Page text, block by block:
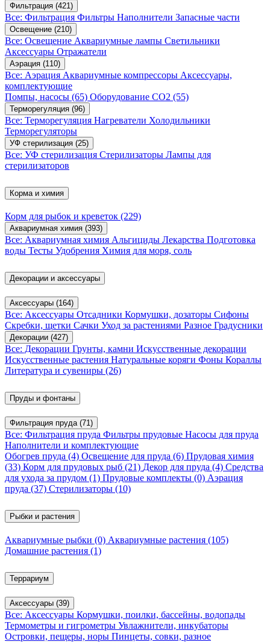
Фильтрация (421)
Все: Фильтрация Фильтры Наполнители Запасные части
Освещение (210)
Все: Освещение Аквариумные лампы Светильники
Аксессуары Отражатели
Аэрация (110)
Все: Аэрация Аквариумные компрессоры Аксессуары,
комплектующие
Помпы, насосы (65) Оборудование CO2 (55)
Терморегуляция (96)
Все: Терморегуляция Нагреватели Холодильники
Терморегуляторы
УФ стерилизация (25)
Все: УФ стерилизация Стерилизаторы Лампы для
стерилизаторов
Корма и химия
Корм для рыбок и креветок (229)
Аквариумная химия (393)
Все: Аквариумная химия Альгициды Лекарства Подготовка
воды Тесты Удобрения Химия для моря, соль
Декорации и аксессуары
Аксессуары (164)
Все: Аксессуары Отсадники Кормушки, дозаторы Сифоны
Скребки, щетки Сачки Уход за растениями Разное Градусники
Декорации (427)
Все: Декорации Грунты, камни Искусственные декорации
Искусственные растения Натуральные коряги Фоны Кораллы
Литература и сувениры (26)
Пруды и фонтаны
Фильтрация пруда (71)
Все: Фильтрация пруда Фильтры прудовые Насосы для пруда
Наполнители и комплектующие
Обогрев пруда (4) Освещение для пруда (6) Прудовая химия
(33) Корм для прудовых рыб (21) Декор для пруда (4) Средства
для ухода за прудом (1) Прудовые комплекты (0) Аэрация
пруда (37) Стерилизаторы (10)
Рыбки и растения
Аквариумные рыбки (0) Аквариумные растения (105)
Домашние растения (1)
Террариум
Аксессуары (39)
Все: Аксессуары Кормушки, поилки, бассейны, водопады
Термометры и гигрометры Увлажнители, инкубаторы
Островки, пещеры, норы Пинцеты, совки, разное